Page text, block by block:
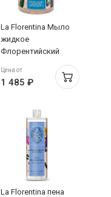
La Florentina Мыло
жидкое
Флорентийский
Цена от
1 485 ₽
La Florentina пена